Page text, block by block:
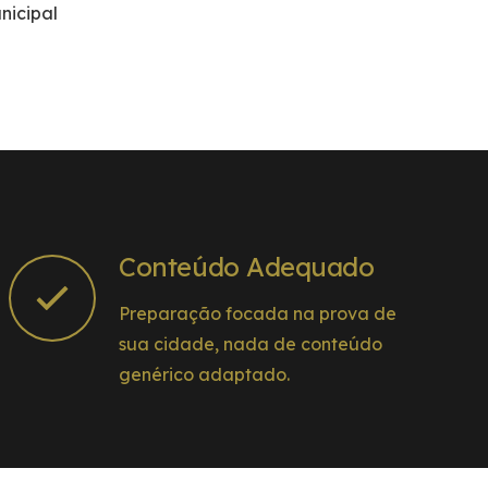
Conteúdo Adequado
Preparação focada na prova de
sua cidade, nada de conteúdo
genérico adaptado.